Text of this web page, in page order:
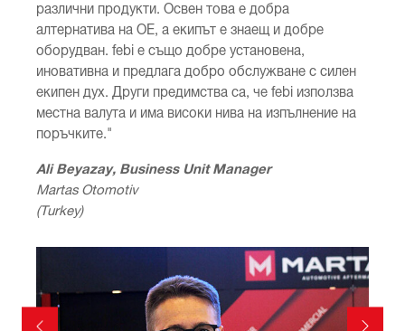
различни продукти. Освен това е добра
алтернатива на OE, а екипът е знаещ и добре
оборудван. febi е също добре установена,
иновативна и предлага добро обслужване с силен
екипен дух. Други предимства са, че febi използва
местна валута и има високи нива на изпълнение на
поръчките."
Ali Beyazay, Business Unit Manager
Martas Otomotiv
(Turkey)